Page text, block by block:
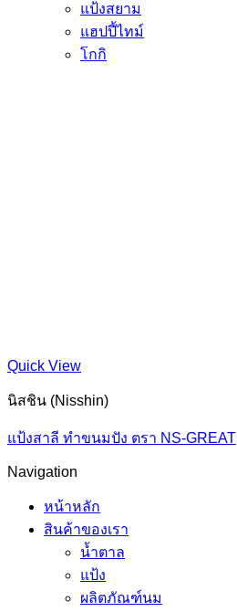
แป้งสยาม
แฮปปี้ไทม์
โกกิ
Quick View
นิสชิน (Nisshin)
แป้งสาลี ทำขนมปัง ตรา NS-GREAT
Navigation
หน้าหลัก
สินค้าของเรา
น้ำตาล
แป้ง
ผลิตภัณฑ์นม